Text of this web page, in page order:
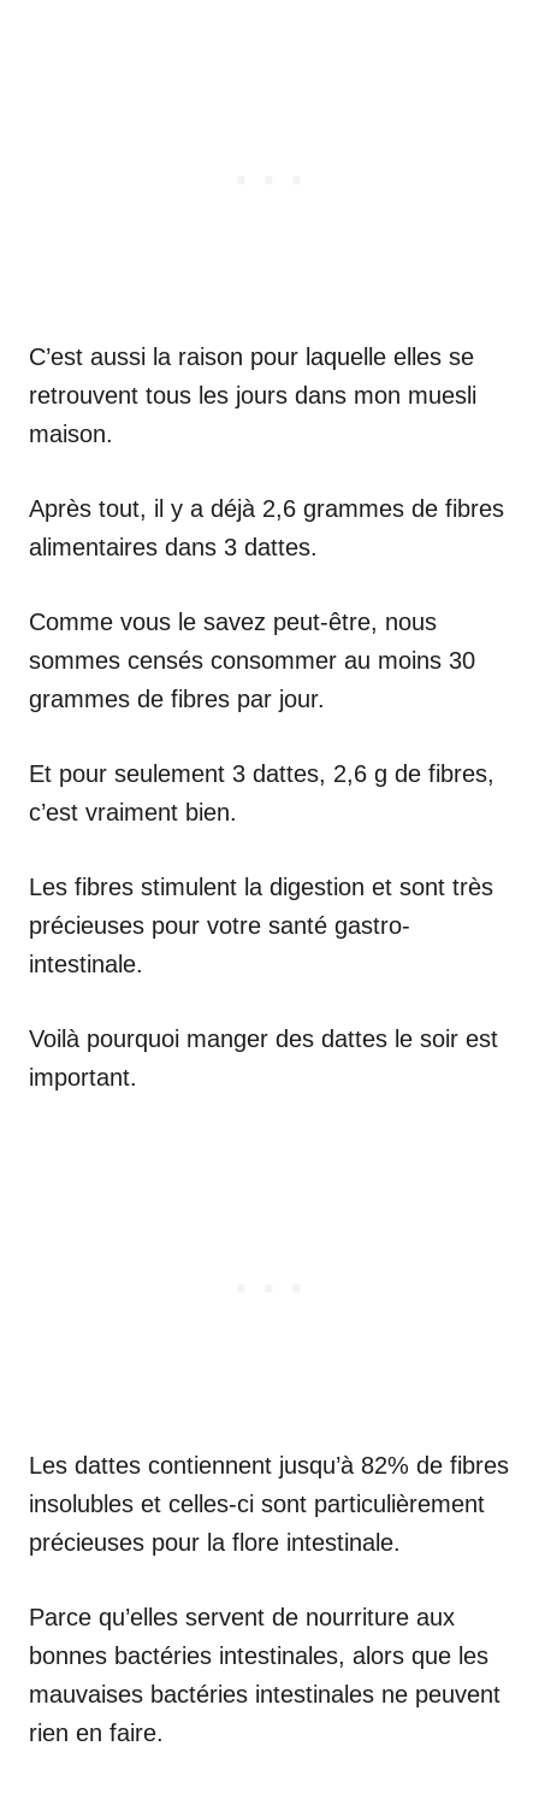
C’est aussi la raison pour laquelle elles se
retrouvent tous les jours dans mon muesli
maison.
Après tout, il y a déjà 2,6 grammes de fibres
alimentaires dans 3 dattes.
Comme vous le savez peut-être, nous
sommes censés consommer au moins 30
grammes de fibres par jour.
Et pour seulement 3 dattes, 2,6 g de fibres,
c’est vraiment bien.
Les fibres stimulent la digestion et sont très
précieuses pour votre santé gastro-
intestinale.
Voilà pourquoi manger des dattes le soir est
important.
Les dattes contiennent jusqu’à 82% de fibres
insolubles et celles-ci sont particulièrement
précieuses pour la flore intestinale.
Parce qu’elles servent de nourriture aux
bonnes bactéries intestinales, alors que les
mauvaises bactéries intestinales ne peuvent
rien en faire.